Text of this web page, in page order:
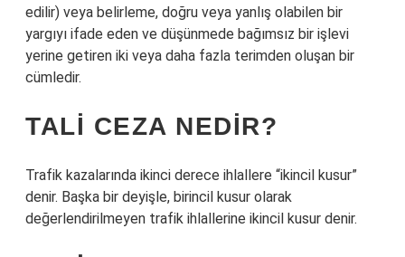
edilir) veya belirleme, doğru veya yanlış olabilen bir
yargıyı ifade eden ve düşünmede bağımsız bir işlevi
yerine getiren iki veya daha fazla terimden oluşan bir
cümledir.
TALI CEZA NEDIR?
Trafik kazalarında ikinci derece ihlallere “ikincil kusur”
denir. Başka bir deyişle, birincil kusur olarak
değerlendirilmeyen trafik ihlallerine ikincil kusur denir.